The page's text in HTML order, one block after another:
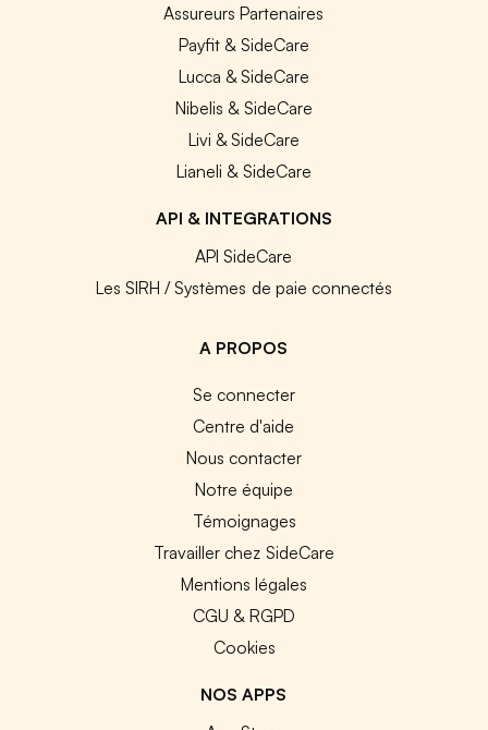
Assureurs Partenaires
Payfit & SideCare
Lucca & SideCare
Nibelis & SideCare
Livi & SideCare
Lianeli & SideCare
API & INTEGRATIONS
API SideCare
Les SIRH / Systèmes de paie connectés
A PROPOS
Se connecter
Centre d'aide
Nous contacter
Notre équipe
Témoignages
Travailler chez SideCare
Mentions légales
CGU & RGPD
Cookies
NOS APPS